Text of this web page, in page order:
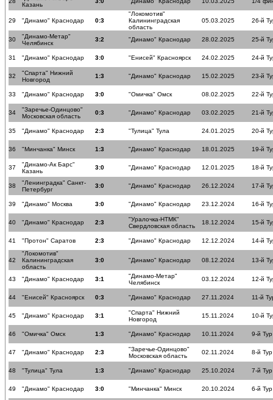
Казань
29 "Динамо" Краснодар 0:3
"Локомотив"
Калининградская
область
05.03.2025 26-й
30
"Динамо-Метар"
Челябинск
3:2 "Динамо" Краснодар 28.02.2025 25-й
31 "Динамо" Краснодар 3:0 "Енисей" Красноярск 24.02.2025 24-й
32
"Спарта" Нижний
Новгород
1:3 "Динамо" Краснодар 15.02.2025 23-й
33 "Динамо" Краснодар 3:0 "Омичка" Омск 08.02.2025 22-й
34
"Заречье-Одинцово"
Московская область
0:3 "Динамо" Краснодар 03.02.2025 21-й
35 "Динамо" Краснодар 2:3 "Тулица" Тула 24.01.2025 20-й
36 "Минчанка" Минск 1:3 "Динамо" Краснодар 18.01.2025 19-й
37
"Динамо-Ак Барс"
Казань
3:0 "Динамо" Краснодар 12.01.2025 18-й
38
"Ленинградка" Санкт-
Петербург
3:0 "Динамо" Краснодар 26.12.2024 17-й
39 "Динамо" Москва 3:0 "Динамо" Краснодар 23.12.2024 16-й
40 "Динамо" Краснодар 2:3
"Уралочка-НТМК"
Свердловская область
18.12.2024 15-й
41 "Протон" Саратов 2:3 "Динамо" Краснодар 12.12.2024 14-й
42
"Локомотив"
Калининградская
область
3:0 "Динамо" Краснодар 08.12.2024 13-й
43 "Динамо" Краснодар 3:1
"Динамо-Метар"
Челябинск
03.12.2024 12-й
44 "Енисей" Красноярск 0:3 "Динамо" Краснодар 27.11.2024 11-й
45 "Динамо" Краснодар 3:1
"Спарта" Нижний
Новгород
15.11.2024 10-й
46 "Омичка" Омск 1:3 "Динамо" Краснодар 10.11.2024 9-й Тур
47 "Динамо" Краснодар 2:3
"Заречье-Одинцово"
Московская область
02.11.2024 8-й Тур
48 "Тулица" Тула 1:3 "Динамо" Краснодар 25.10.2024 7-й Тур
49 "Динамо" Краснодар 3:0 "Минчанка" Минск 20.10.2024 6-й Тур